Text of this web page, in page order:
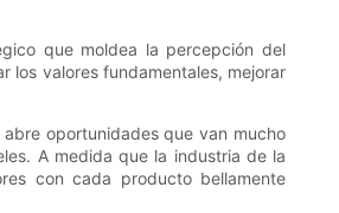
que moldea la percepción del
los valores fundamentales, mejorar
oportunidades que van mucho
A medida que la industria de la
con cada producto bellamente